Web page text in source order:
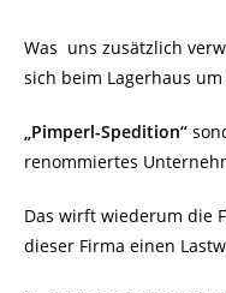
Was uns zusätzlich
sich beim Lagerhaus
„Pimperl-Spedition“
renommiertes
Das wirft wiederum die
dieser Firma einen